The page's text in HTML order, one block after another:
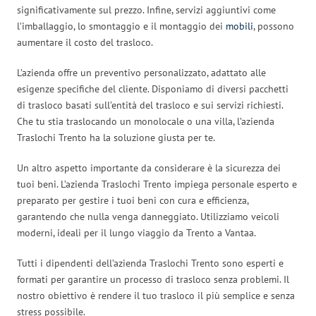
significativamente sul prezzo. Infine, servizi aggiuntivi come
l’imballaggio, lo smontaggio e il montaggio dei mobili, possono
aumentare il costo del trasloco.
L’azienda offre un preventivo personalizzato, adattato alle
esigenze specifiche del cliente. Disponiamo di diversi pacchetti
di trasloco basati sull’entità del trasloco e sui servizi richiesti.
Che tu stia traslocando un monolocale o una villa, l’azienda
Traslochi Trento ha la soluzione giusta per te.
Un altro aspetto importante da considerare è la sicurezza dei
tuoi beni. L’azienda Traslochi Trento impiega personale esperto e
preparato per gestire i tuoi beni con cura e efficienza,
garantendo che nulla venga danneggiato. Utilizziamo veicoli
moderni, ideali per il lungo viaggio da Trento a Vantaa.
Tutti i dipendenti dell’azienda Traslochi Trento sono esperti e
formati per garantire un processo di trasloco senza problemi. Il
nostro obiettivo è rendere il tuo trasloco il più semplice e senza
stress possibile.